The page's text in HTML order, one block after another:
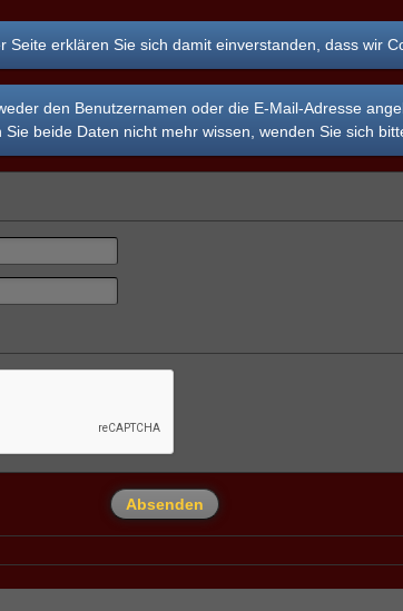
Seite erklären Sie sich damit einverstanden, dass wir
den Benutzernamen oder die E-Mail-Adresse
beide Daten nicht mehr wissen, wenden Sie sich